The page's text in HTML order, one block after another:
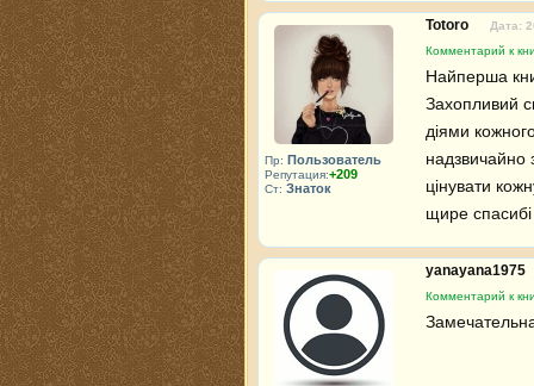
Пр: Пользователь
Репутация:+209
Ст: Знаток
Totoro
Дата:
Комментарий к
Найперша
Захопливий
діями
надзвичайно
цінувати
щире
yanayana1975
Комментарий к